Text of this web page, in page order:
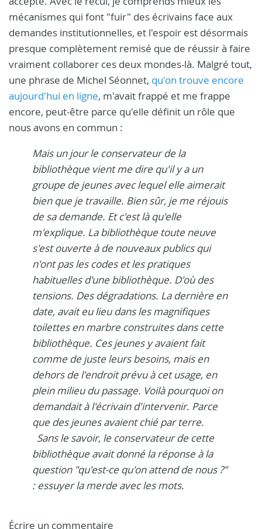
mécanismes qui font "fuir" des écrivains face aux
demandes institutionnelles, et l'espoir est désormais
presque complètement remisé que de réussir à faire
vraiment collaborer ces deux mondes-là. Malgré tout,
une phrase de Michel Séonnet, qu'on trouve encore
aujourd'hui en ligne, m'avait frappé et me frappe
encore, peut-être parce qu'elle définit un rôle que
nous avons en commun :
Mais un jour le conservateur de la
bibliothèque vient me dire qu'il y a un
groupe de jeunes avec lequel elle aimerait
bien que je travaille. Bien sûr, je me réjouis
de sa demande. Et c'est là qu'elle
m'explique. La bibliothèque toute neuve
s'est ouverte à de nouveaux publics qui
n'ont pas les codes et les pratiques
habituelles d'une bibliothèque. D'où des
tensions. Des dégradations. La dernière en
date, avait eu lieu dans les magnifiques
toilettes en marbre construites dans cette
bibliothèque. Ces jeunes y avaient fait
comme de juste leurs besoins, mais en
dehors de l'endroit prévu à cet usage, en
plein milieu du passage. Voilà pourquoi on
demandait à l'écrivain d'intervenir. Parce
que des jeunes avaient chié par terre.
Sans le savoir, le conservateur de cette
bibliothèque avait donné la réponse à la
question "qu'est-ce qu'on attend de nous ?"
: essuyer la merde avec les mots.
Écrire un commentaire